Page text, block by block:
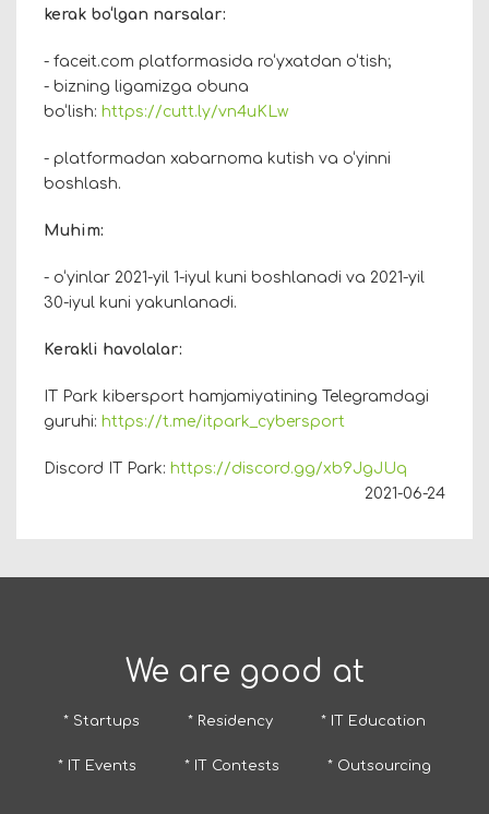
kerak bo‘lgan narsalar:
- faceit.com platformasida ro‘yxatdan o‘tish;
- bizning ligamizga obuna
bo‘lish: https://cutt.ly/vn4uKLw
- platformadan xabarnoma kutish va o‘yinni
boshlash.
Muhim:
- o‘yinlar 2021-yil 1-iyul kuni boshlanadi va 2021-yil
30-iyul kuni yakunlanadi.
Kerakli havolalar:
IT Park kibersport hamjamiyatining Telegramdagi
guruhi: https://t.me/itpark_cybersport
Discord IT Park: https://discord.gg/xb9JgJUq
2021-06-24
We are good at
* Startups * Residency * IT Education
* IT Events * IT Contests * Outsourcing